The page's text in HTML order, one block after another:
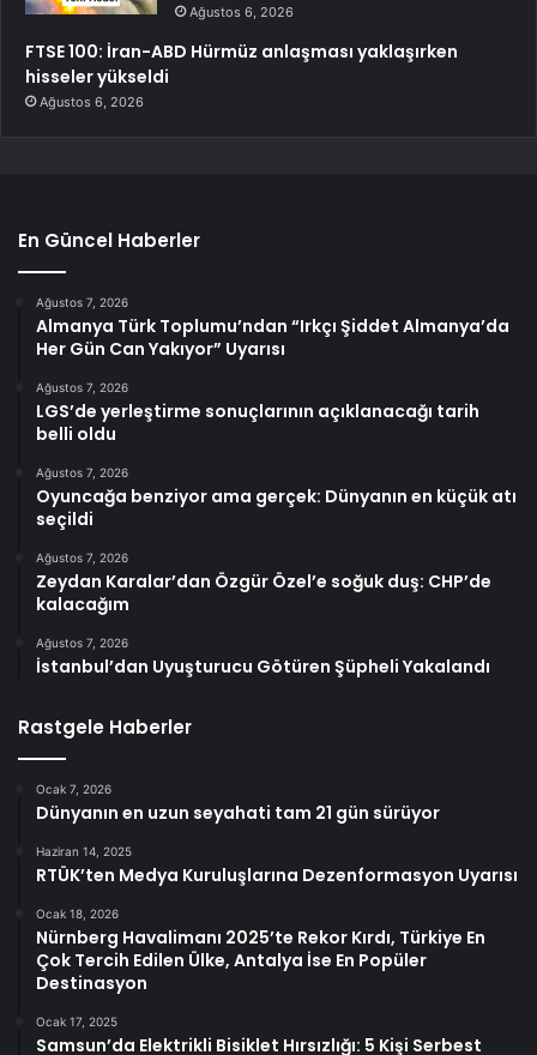
Ağustos 6, 2026
FTSE 100: İran-ABD Hürmüz anlaşması yaklaşırken
hisseler yükseldi
Ağustos 6, 2026
En Güncel Haberler
Ağustos 7, 2026
Almanya Türk Toplumu’ndan “Irkçı Şiddet Almanya’da
Her Gün Can Yakıyor” Uyarısı
Ağustos 7, 2026
LGS’de yerleştirme sonuçlarının açıklanacağı tarih
belli oldu
Ağustos 7, 2026
Oyuncağa benziyor ama gerçek: Dünyanın en küçük atı
seçildi
Ağustos 7, 2026
Zeydan Karalar’dan Özgür Özel’e soğuk duş: CHP’de
kalacağım
Ağustos 7, 2026
İstanbul’dan Uyuşturucu Götüren Şüpheli Yakalandı
Rastgele Haberler
Ocak 7, 2026
Dünyanın en uzun seyahati tam 21 gün sürüyor
Haziran 14, 2025
RTÜK’ten Medya Kuruluşlarına Dezenformasyon Uyarısı
Ocak 18, 2026
Nürnberg Havalimanı 2025’te Rekor Kırdı, Türkiye En
Çok Tercih Edilen Ülke, Antalya İse En Popüler
Destinasyon
Ocak 17, 2025
Samsun’da Elektrikli Bisiklet Hırsızlığı: 5 Kişi Serbest